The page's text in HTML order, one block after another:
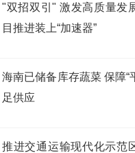
"双招双引" 激发高质量发
目推进装上“加速器”
海南已储备库存蔬菜 保障“
足供应
推进交通运输现代化示范